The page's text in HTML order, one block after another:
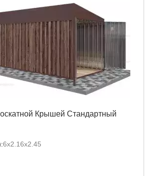
Крышей Стандартный
6х2.16х2.45